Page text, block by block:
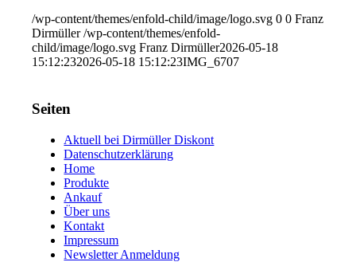
/wp-content/themes/enfold-child/image/logo.svg 0 0 Franz
Dirmüller /wp-content/themes/enfold-
child/image/logo.svg Franz Dirmüller2026-05-18
15:12:232026-05-18 15:12:23IMG_6707
Seiten
Aktuell bei Dirmüller Diskont
Datenschutzerklärung
Home
Produkte
Ankauf
Über uns
Kontakt
Impressum
Newsletter Anmeldung